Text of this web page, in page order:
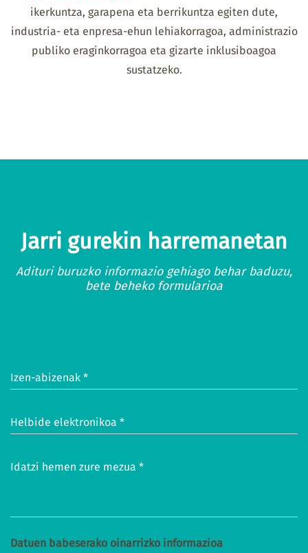
ikerkuntza, garapena eta berrikuntza egiten dute,
industria- eta enpresa-ehun lehiakorragoa, administrazio
publiko eraginkorragoa eta gizarte inklusiboagoa
sustatzeko.
Jarri gurekin harremanetan
Adituri buruzko informazio gehiago behar baduzu,
bete beheko formularioa
Izen-abizenak *
Helbide elektronikoa *
Idatzi hemen zure mezua *
Datuen babeserako oinarrizko informazioa